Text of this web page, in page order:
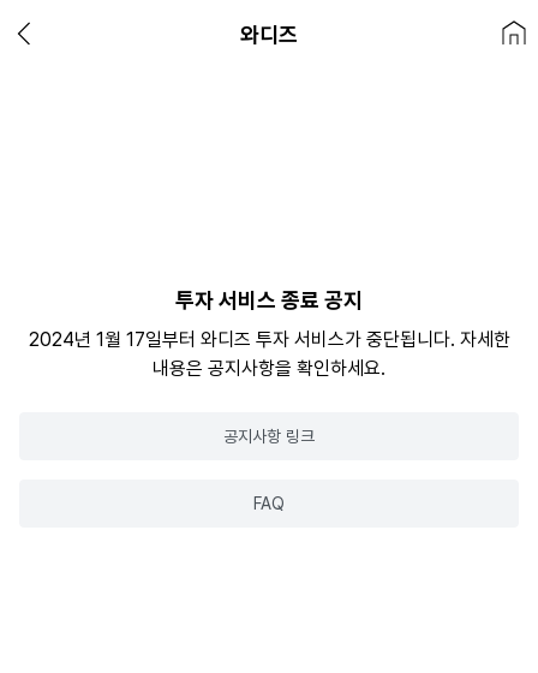
와디즈
투자 서비스 종료 공지
2024년 1월 17일부터 와디즈 투자 서비스가 중단됩니다. 자세한
내용은 공지사항을 확인하세요.
공지사항 링크
FAQ